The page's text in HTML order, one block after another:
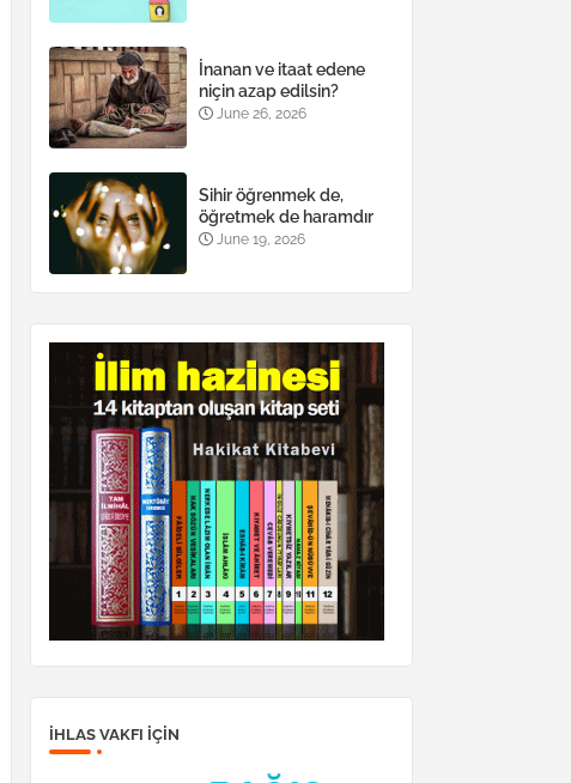
İnanan ve itaat edene
niçin azap edilsin?
June 26, 2026
Sihir öğrenmek de,
öğretmek de haramdır
June 19, 2026
İHLAS VAKFI IÇIN